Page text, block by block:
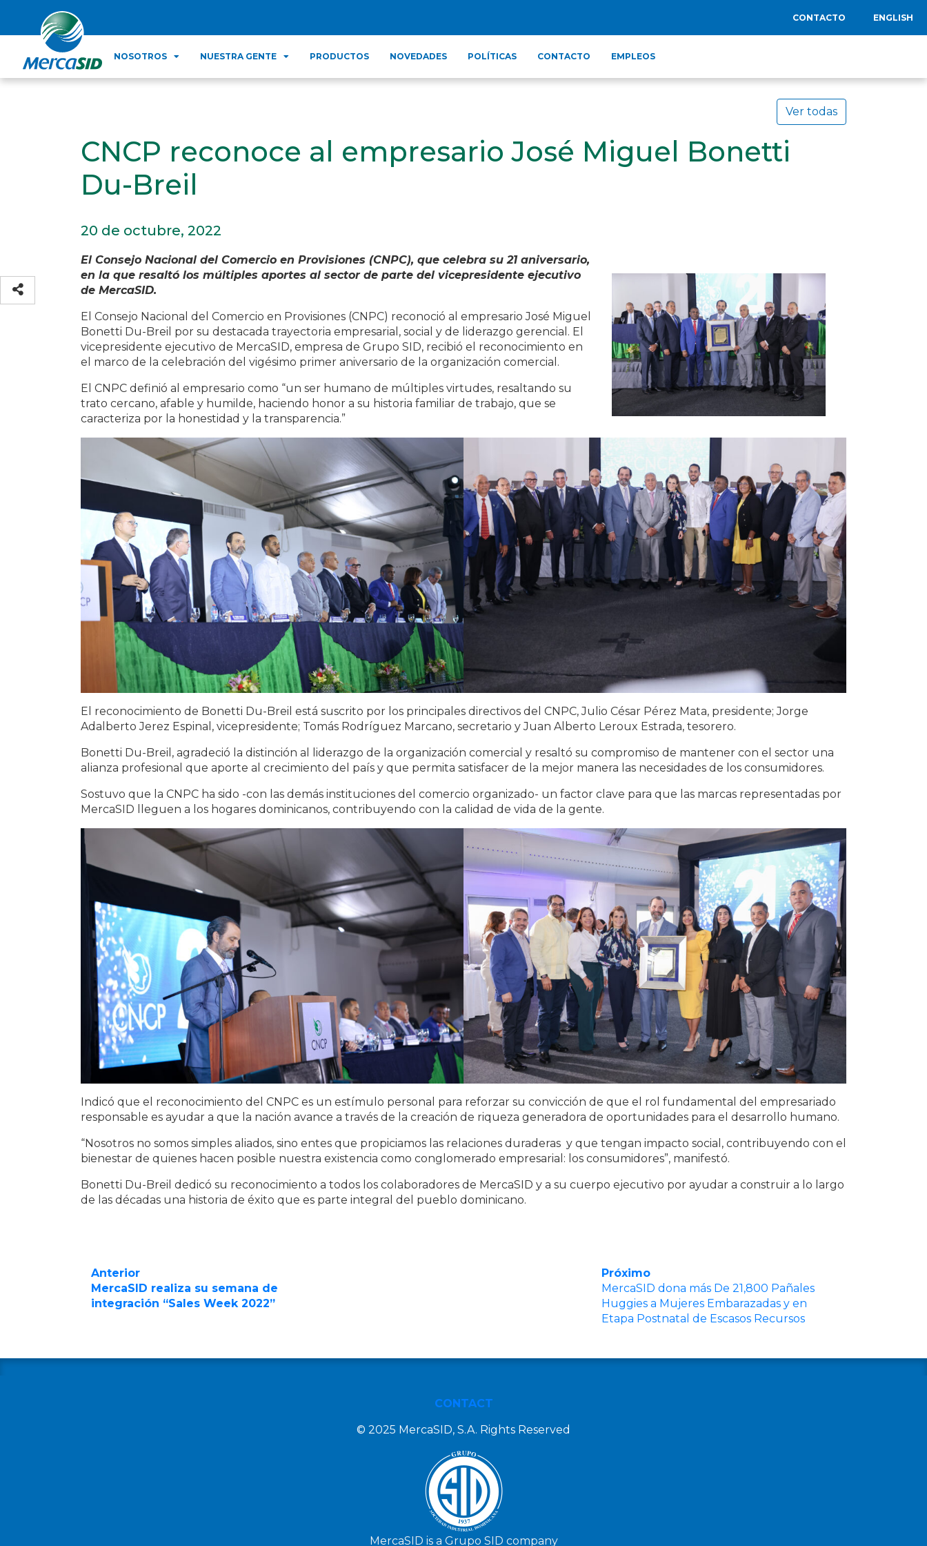
CONTACTO ENGLISH
NOSOTROS NUESTRA GENTE PRODUCTOS NOVEDADES POLÍTICAS CONTACTO EMPLEOS
Ver todas
CNCP reconoce al empresario José Miguel Bonetti
Du-Breil
20 de octubre, 2022
El Consejo Nacional del Comercio en Provisiones (CNPC), que celebra su 21 aniversario,
en la que resaltó los múltiples aportes al sector de parte del vicepresidente ejecutivo
de MercaSID.
El Consejo Nacional del Comercio en Provisiones (CNPC) reconoció al empresario José Miguel
Bonetti Du-Breil por su destacada trayectoria empresarial, social y de liderazgo gerencial. El
vicepresidente ejecutivo de MercaSID, empresa de Grupo SID, recibió el reconocimiento en
el marco de la celebración del vigésimo primer aniversario de la organización comercial.
El CNPC definió al empresario como “un ser humano de múltiples virtudes, resaltando su
trato cercano, afable y humilde, haciendo honor a su historia familiar de trabajo, que se
caracteriza por la honestidad y la transparencia.”
El reconocimiento de Bonetti Du-Breil está suscrito por los principales directivos del CNPC, Julio César Pérez Mata, presidente; Jorge
Adalberto Jerez Espinal, vicepresidente; Tomás Rodríguez Marcano, secretario y Juan Alberto Leroux Estrada, tesorero.
Bonetti Du-Breil, agradeció la distinción al liderazgo de la organización comercial y resaltó su compromiso de mantener con el sector una
alianza profesional que aporte al crecimiento del país y que permita satisfacer de la mejor manera las necesidades de los consumidores.
Sostuvo que la CNPC ha sido -con las demás instituciones del comercio organizado- un factor clave para que las marcas representadas por
MercaSID lleguen a los hogares dominicanos, contribuyendo con la calidad de vida de la gente.
Indicó que el reconocimiento del CNPC es un estímulo personal para reforzar su convicción de que el rol fundamental del empresariado
responsable es ayudar a que la nación avance a través de la creación de riqueza generadora de oportunidades para el desarrollo humano.
“Nosotros no somos simples aliados, sino entes que propiciamos las relaciones duraderas y que tengan impacto social, contribuyendo con el
bienestar de quienes hacen posible nuestra existencia como conglomerado empresarial: los consumidores”, manifestó.
Bonetti Du-Breil dedicó su reconocimiento a todos los colaboradores de MercaSID y a su cuerpo ejecutivo por ayudar a construir a lo largo
de las décadas una historia de éxito que es parte integral del pueblo dominicano.
Anterior
MercaSID realiza su semana de
integración “Sales Week 2022”
Próximo
MercaSID dona más De 21,800 Pañales
Huggies a Mujeres Embarazadas y en
Etapa Postnatal de Escasos Recursos
CONTACT
© 2025 MercaSID, S.A. Rights Reserved
MercaSID is a Grupo SID company